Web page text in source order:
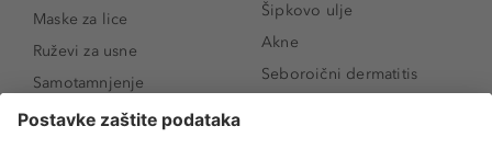
Maske za lice
Ruževi za usne
Samotamnjenje
Puderi
Šipkovo ulje
Akne
Seboroični dermatitis